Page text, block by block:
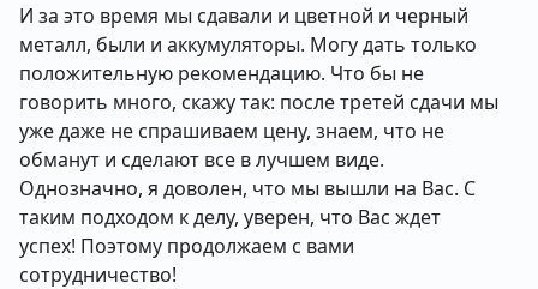
И за это время мы сдавали и цветной и черный
металл, были и аккумуляторы. Могу дать только
положительную рекомендацию. Что бы не
говорить много, скажу так: после третей сдачи мы
уже даже не спрашиваем цену, знаем, что не
обманут и сделают все в лучшем виде.
Однозначно, я доволен, что мы вышли на Вас. С
таким подходом к делу, уверен, что Вас ждет
успех! Поэтому продолжаем с вами
сотрудничество!